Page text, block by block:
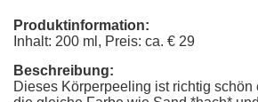
Produktinformation:
Inhalt: 200 ml, Preis: ca. € 29
Beschreibung:
Dieses Körperpeeling ist richtig schön